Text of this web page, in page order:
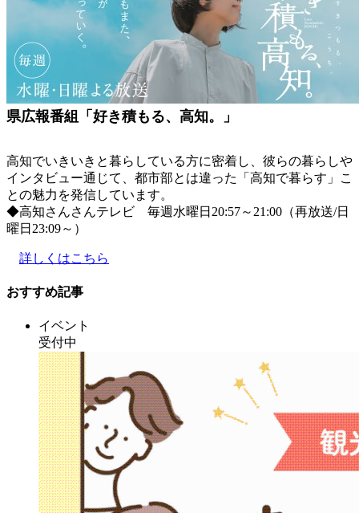
県広報番組「好き積もる、高知。」
高知でいきいきと暮らしている方に密着し、彼らの暮らしや
インタビュー通じて、都市部とは違った「高知で暮らす」こ
との魅力を発信しています。
◆高知さんさんテレビ 毎週水曜日20:57～21:00（再放送/日
曜日23:09～）
詳しくはこちら
おすすめ記事
イベント
受付中